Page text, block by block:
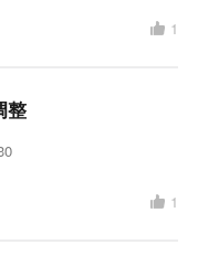
1
整
1